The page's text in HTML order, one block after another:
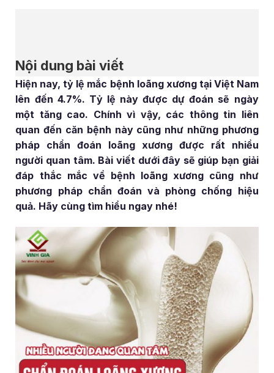
Nội dung bài viết
Hiện nay, tỷ lệ mắc bệnh loãng xương tại Việt Nam
lên đến 4.7%. Tỷ lệ này được dự đoán sẽ ngày
một tăng cao. Chính vì vậy, các thông tin liên
quan đến căn bệnh này cũng như những phương
pháp chẩn đoán loãng xương được rất nhiều
người quan tâm. Bài viết dưới đây sẽ giúp bạn giải
đáp thắc mắc về bệnh loãng xương cũng như
phương pháp chẩn đoán và phòng chống hiệu
quả. Hãy cùng tìm hiểu ngay nhé!